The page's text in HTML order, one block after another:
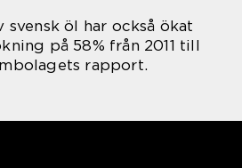
svensk öl har också ökat
på 58% från 2011 till
rapport.